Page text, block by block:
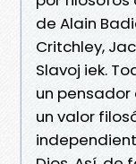
de Alain
Critchley,
Slavoj iek.
un
un valor